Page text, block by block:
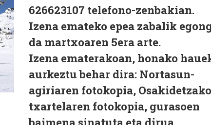
626623107 telefono-zenbakian.
Izena emateko epea zabalik
da martxoaren 5era arte.
Izena ematerakoan, honako
aurkeztu behar dira: Nortasun-
agiriaren fotokopia, Osakidetzako
txartelaren fotokopia, gurasoen
baimena sinatuta eta dirua.